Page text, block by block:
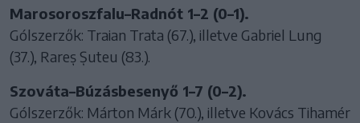
Marosoroszfalu–Radnót 1–2 (0–1).
Gólszerzők: Traian Trata (67.), illetve Gabriel Lung
(37.), Rareș Șuteu (83.).
Szováta–Búzásbesenyő 1–7 (0–2).
Gólszerzők: Márton Márk (70.), illetve Kovács Tihamér